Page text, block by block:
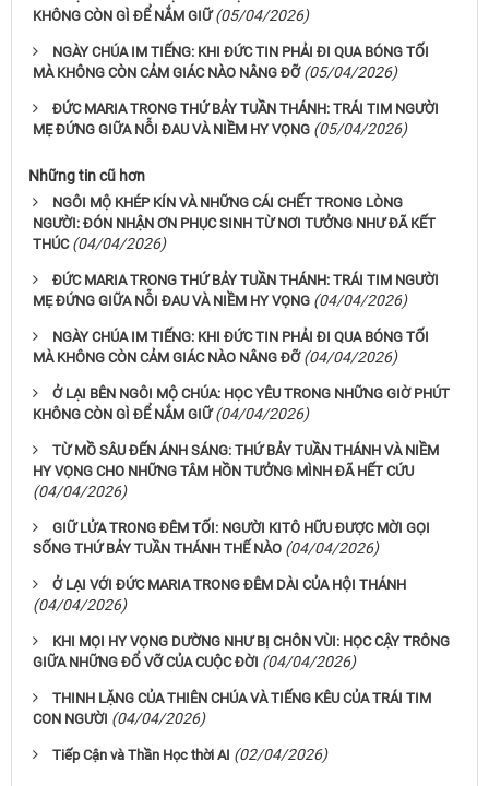
KHÔNG CÒN GÌ ĐỂ NẮM GIỮ (05/04/2026)
NGÀY CHÚA IM TIẾNG: KHI ĐỨC TIN PHẢI ĐI QUA BÓNG TỐI
MÀ KHÔNG CÒN CẢM GIÁC NÀO NÂNG ĐỠ (05/04/2026)
ĐỨC MARIA TRONG THỨ BẢY TUẦN THÁNH: TRÁI TIM NGƯỜI
MẸ ĐỨNG GIỮA NỖI ĐAU VÀ NIỀM HY VỌNG (05/04/2026)
Những tin cũ hơn
NGÔI MỘ KHÉP KÍN VÀ NHỮNG CÁI CHẾT TRONG LÒNG
NGƯỜI: ĐÓN NHẬN ƠN PHỤC SINH TỪ NƠI TƯỞNG NHƯ ĐÃ KẾT
THÚC (04/04/2026)
ĐỨC MARIA TRONG THỨ BẢY TUẦN THÁNH: TRÁI TIM NGƯỜI
MẸ ĐỨNG GIỮA NỖI ĐAU VÀ NIỀM HY VỌNG (04/04/2026)
NGÀY CHÚA IM TIẾNG: KHI ĐỨC TIN PHẢI ĐI QUA BÓNG TỐI
MÀ KHÔNG CÒN CẢM GIÁC NÀO NÂNG ĐỠ (04/04/2026)
Ở LẠI BÊN NGÔI MỘ CHÚA: HỌC YÊU TRONG NHỮNG GIỜ PHÚT
KHÔNG CÒN GÌ ĐỂ NẮM GIỮ (04/04/2026)
TỪ MỒ SÂU ĐẾN ÁNH SÁNG: THỨ BẢY TUẦN THÁNH VÀ NIỀM
HY VỌNG CHO NHỮNG TÂM HỒN TƯỞNG MÌNH ĐÃ HẾT CỨU
(04/04/2026)
GIỮ LỬA TRONG ĐÊM TỐI: NGƯỜI KITÔ HỮU ĐƯỢC MỜI GỌI
SỐNG THỨ BẢY TUẦN THÁNH THẾ NÀO (04/04/2026)
Ở LẠI VỚI ĐỨC MARIA TRONG ĐÊM DÀI CỦA HỘI THÁNH
(04/04/2026)
KHI MỌI HY VỌNG DƯỜNG NHƯ BỊ CHÔN VÙI: HỌC CẬY TRÔNG
GIỮA NHỮNG ĐỔ VỠ CỦA CUỘC ĐỜI (04/04/2026)
THINH LẶNG CỦA THIÊN CHÚA VÀ TIẾNG KÊU CỦA TRÁI TIM
CON NGƯỜI (04/04/2026)
Tiếp Cận và Thần Học thời AI (02/04/2026)